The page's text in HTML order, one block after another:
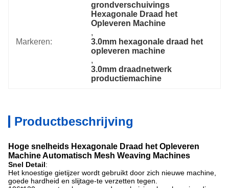
Markeren:
grondverschuivings
Hexagonale Draad het
Opleveren Machine
,
3.0mm hexagonale draad het
opleveren machine
,
3.0mm draadnetwerk
productiemachine
Productbeschrijving
Hoge snelheids Hexagonale Draad het Opleveren
Machine Automatisch Mesh Weaving Machines
Snel Detail:
Het knoestige gietijzer wordt gebruikt door zich nieuwe machine,
goede hardheid en slijtage-te verzetten tegen.